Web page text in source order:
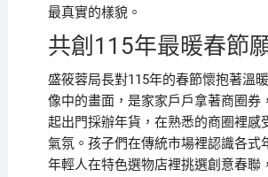
最真實的樣貌。
共創115年最暖春節
盛筱蓉局長對115年的春節懷抱著溫
像中的畫面，是家家戶戶拿著商圈券
起出門採辦年貨，在熟悉的商圈裡感
氣氛。孩子們在傳統市場裡認識各式
年輕人在特色選物店裡挑選創意春聯